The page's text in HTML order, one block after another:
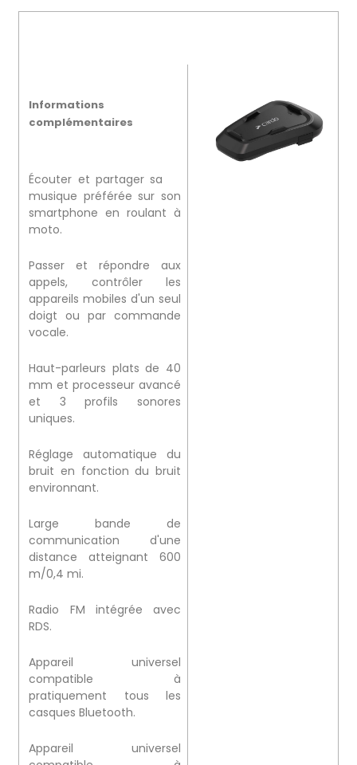
Informations
complémentaires
Écouter et partager sa
musique préférée sur son
smartphone en roulant à
moto.
Passer et répondre aux
appels, contrôler les
appareils mobiles d'un seul
doigt ou par commande
vocale.
Haut-parleurs plats de 40
mm et processeur avancé
et 3 profils sonores
uniques.
Réglage automatique du
bruit en fonction du bruit
environnant.
Large bande de
communication d'une
distance atteignant 600
m/0,4 mi.
Radio FM intégrée avec
RDS.
Appareil universel
compatible à
pratiquement tous les
casques Bluetooth.
Appareil universel